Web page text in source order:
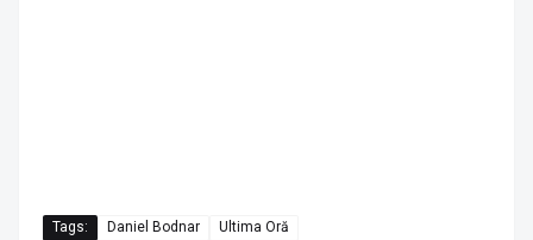
Tags: Daniel Bodnar Ultima Oră